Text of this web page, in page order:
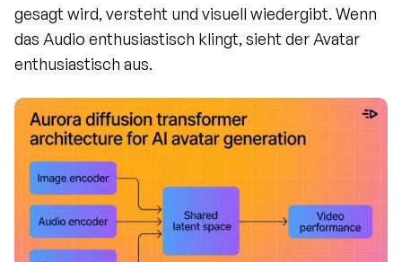
gesagt wird, versteht und visuell wiedergibt. Wenn
das Audio enthusiastisch klingt, sieht der Avatar
enthusiastisch aus.